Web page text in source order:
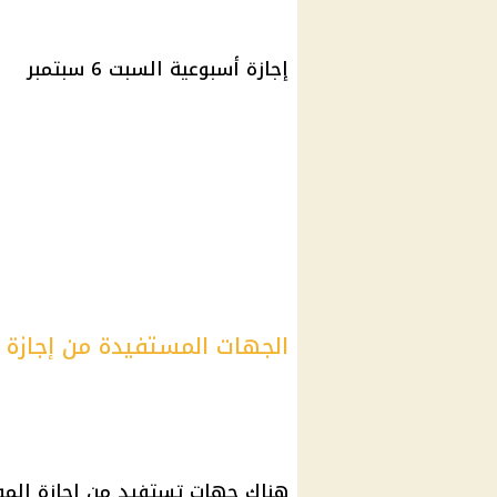
إجازة أسبوعية السبت 6 سبتمبر
الجهات المستفيدة من إجازة